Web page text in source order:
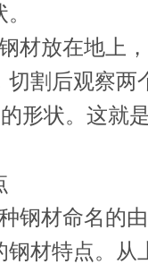
材放在地上
割后观察两
形状。这就
钢材命名的
钢材特点。从